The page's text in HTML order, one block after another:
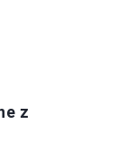
z